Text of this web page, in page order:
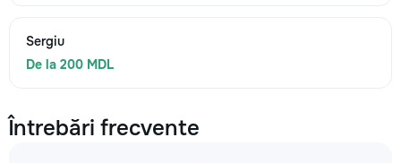
Sergiu
De la 200 MDL
Întrebări frecvente